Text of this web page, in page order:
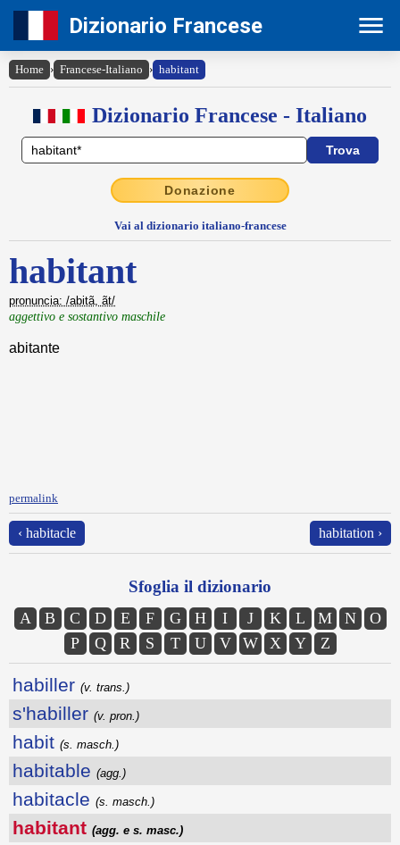
Dizionario Francese
Home › Francese-Italiano › habitant
Dizionario Francese - Italiano
Donazione
Vai al dizionario italiano-francese
habitant
pronuncia: /abitã, ãt/
aggettivo e sostantivo maschile
abitante
permalink
‹ habitacle habitation ›
Sfoglia il dizionario
A B C D E F G H I J K L M N
O
P
Q R S T U V W X Y Z
habiller (v. trans.)
s'habiller (v. pron.)
habit (s. masch.)
habitable (agg.)
habitacle (s. masch.)
habitant (agg. e s. masc.)